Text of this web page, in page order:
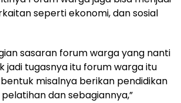
seperti ekonomi, dan sosial
sasaran forum warga yang nanti
jadi tugasnya itu forum warga itu
misalnya berikan pendidikan
dan sebagiannya,”